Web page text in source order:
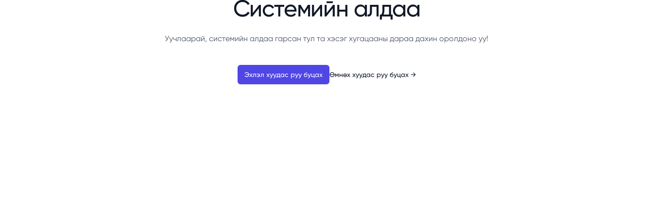
Системийн алдаа
Уучлаарай, системийн алдаа гарсан тул та хэсэг хугацааны дараа дахин оролдоно уу!
Эхлэл хуудас руу буцах Өмнөх хуудас руу буцах →